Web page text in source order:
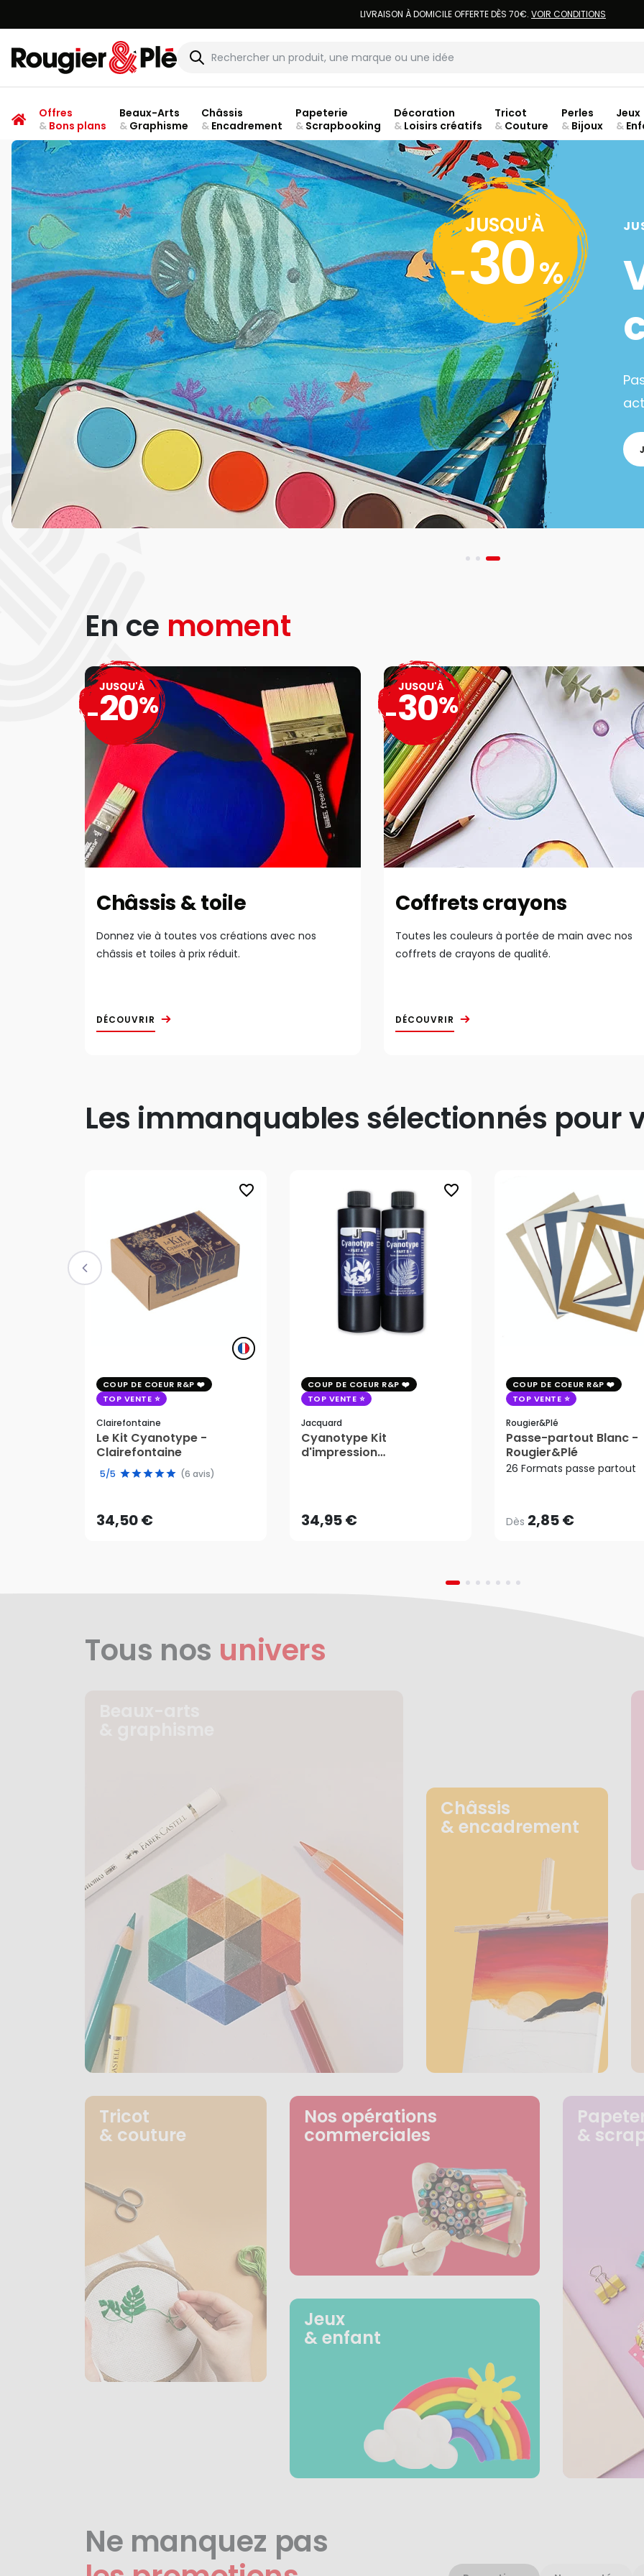
LIVRAISON À DOMICILE OFFERTE DÈS 70€. VOIR CONDITIONS
Rougier & Plé
Offres
&Bons plans
Beaux-Arts
&Graphisme
Châssis
&Encadrement
Papeterie
&Scrapbooking
Décoration
&Loisirs créatifs
Tricot
& Couture
Perles
& Bijoux
Jeux
&
JUSQU'À
-30%
En ce moment
Châssis & toile
Donnez vie à toutes vos créations avec nos
châssis et toiles à prix réduit.
DÉCOUVRIR
JUSQU'À
-20%
Coffrets crayons
Toutes les couleurs à portée de main avec nos
coffrets de crayons de qualité.
DÉCOUVRIR
JUSQU'À
-30%
Les immanquables sélectionnés pour
favorite_border
COUP DE COEUR R&P
TOP VENTE
Clairefontaine
Le Kit Cyanotype -
Clairefontaine
5/5 (6 avis)
34,50 €
34,50 €
AJOUTER AU PANIER
favorite_border
COUP DE COEUR R&P
TOP VENTE
Jacquard
Cyanotype Kit
d'impression
34,95 €AJOUTER AU PANIER
COUP DE COEUR R&P
TOP VENTE
Rougier&plé
Passe-partout Blanc -
Rougier&Plé
26 Formats passe partout
Dès 2,85 €
Dès2,85 €
Tous nos univers
Châssis
& encadrement
Tricot
& couture
Nos opérations
commerciales
Jeux
& enfant
&
Ne manquez pas